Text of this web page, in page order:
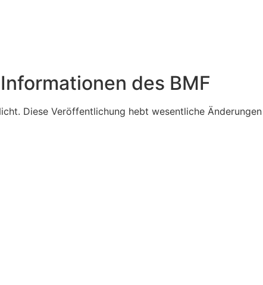
des BMF
Diese Veröffentlichung hebt wesentliche Änderungen